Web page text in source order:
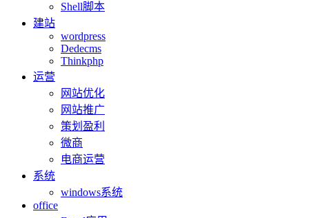
Shell脚本
建站
wordpress
Dedecms
Thinkphp
运营
网站优化
网站推广
策划盈利
微商
电商运营
系统
windows系统
office